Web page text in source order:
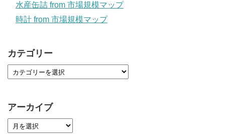
水産缶詰 from 市場規模マップ
時計 from 市場規模マップ
カテゴリー
アーカイブ